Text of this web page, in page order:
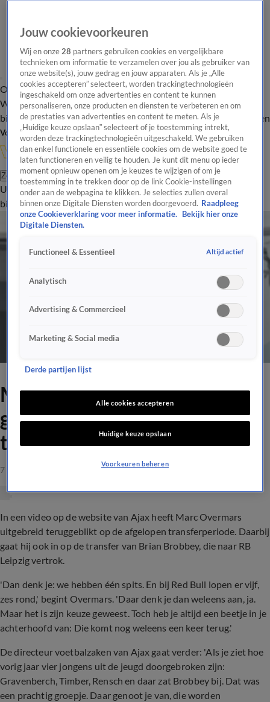
Overzicht Onze programma's Uitzendingen Onze gezichten
In de
WandelgangenInterviewsUitzending
bijwonenPodcastShopVeelgestelde vragenKijkersvraag insturen
Volg Vandaag Inside
Zoeken
UitzendingenVandaag InsideDe OranjezomerShopUitzending
bijwonen
Marc Overmars: 'Ik zou hem
graag in de toekomst
terugzien bij Ajax'
7 sep 2021, 23:51
In een video op de website van Ajax heeft Marc Overmars
uitgebreid teruggeblikt op de afgelopen transferperiode. Daarbij
gaat hij ook in op de transfer van Brian Brobbey, die naar RB
Leipzig vertrok.
'Dan denk je: we hebben één spits. En bij Red Bull lopen er vijf,
zes rond,' begint Overmars. 'Daar denk je dan weleens aan, ja.
Maar het is zijn keuze geweest. Toch heb je altijd een beetje in je
achterhoofd van: Die komt nog weleens een keer terug.'
De directeur voetbalzaken van Ajax gaat verder: 'Als je ziet hoe
vorig jaar vier jongens uit de jeugd doorgebroken zijn:
Gravenberch, Timber, Rensch en daar zat Brobbey bij. Dat was
een prachtig groepje. Daar genoot je van, die worden
Jouw cookievoorkeuren
Wij en onze28 partners gebruiken cookies en vergelijkbare
technieken om informatie te verzamelen over jou als gebruiker van
onze website(s), jouw gedrag en jouw apparaten. Als je „Alle
cookies accepteren” selecteert, worden trackingtechnologieën
ingeschakeld om onze advertenties en content te kunnen
personaliseren, onze producten en diensten te verbeteren en om
de prestaties van advertenties en content te meten. Als je
„Huidige keuze opslaan” selecteert of je toestemming intrekt,
worden deze trackingtechnologieën uitgeschakeld. We gebruiken
dan enkel functionele en essentiële cookies om de website goed te
laten functioneren en veilig te houden. Je kunt dit menu op ieder
moment opnieuw openen om je keuzes te wijzigen of om je
toestemming in te trekken door op de link Cookie-instellingen
onder aan de webpagina te klikken. Je selecties zullen overal
binnen onze Digitale Diensten worden doorgevoerd. Raadpleeg
onze Cookieverklaring voor meer informatie.
Bekijk hier onze
Digitale Diensten.
Functioneel & Essentieel Altijd actief
Analytisch
Advertising & Commercieel
Marketing & Social media
Derde partijen lijst
Alle cookies accepteren
Huidige keuze opslaan
Voorkeuren beheren